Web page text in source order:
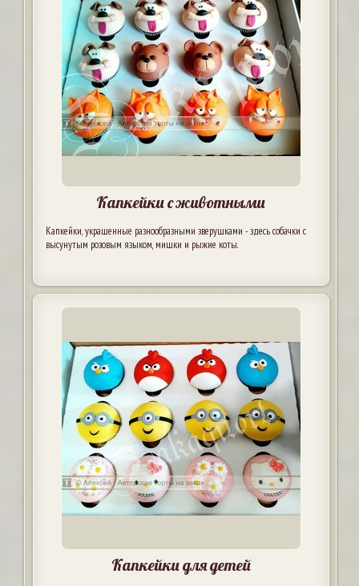
Капкейки с животными
Капкейки, украшенные разнообразными зверушками - здесь собачки с
высунутым розовым языком, мишки и рыжие коты.
Капкейки для детей